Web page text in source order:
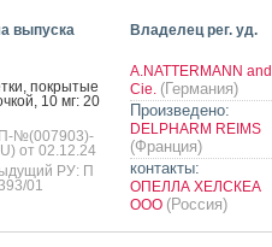
выпуска Владелец рег. уд.
пок­ры­тые
10 мг: 20
№(007903)-
от 02.12.24
РУ: П
01
A.NATTERMANN and
Cie. (Германия)
Произведено:
DELPHARM REIMS
(Франция)
контакты:
ОПЕЛЛА ХЕЛСКЕА
ООО (Россия)